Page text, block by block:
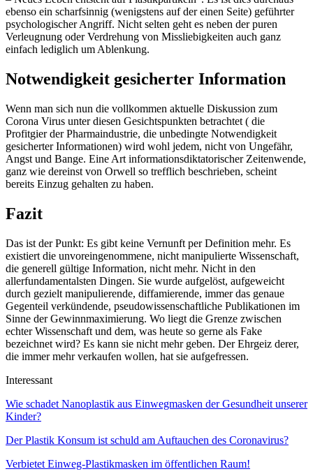
ebenso ein scharfsinnig (wenigstens auf der einen Seite) geführter
psychologischer Angriff. Nicht selten geht es neben der puren
Verleugnung oder Verdrehung von Missliebigkeiten auch ganz
einfach lediglich um Ablenkung.
Notwendigkeit gesicherter Information
Wenn man sich nun die vollkommen aktuelle Diskussion zum
Corona Virus unter diesen Gesichtspunkten betrachtet ( die
Profitgier der Pharmaindustrie, die unbedingte Notwendigkeit
gesicherter Informationen) wird wohl jedem, nicht von Ungefähr,
Angst und Bange. Eine Art informationsdiktatorischer Zeitenwende,
ganz wie dereinst von Orwell so trefflich beschrieben, scheint
bereits Einzug gehalten zu haben.
Fazit
Das ist der Punkt: Es gibt keine Vernunft per Definition mehr. Es
existiert die unvoreingenommene, nicht manipulierte Wissenschaft,
die generell gültige Information, nicht mehr. Nicht in den
allerfundamentalsten Dingen. Sie wurde aufgelöst, aufgeweicht
durch gezielt manipulierende, diffamierende, immer das genaue
Gegenteil verkündende, pseudowissenschaftliche Publikationen im
Sinne der Gewinnmaximierung. Wo liegt die Grenze zwischen
echter Wissenschaft und dem, was heute so gerne als Fake
bezeichnet wird? Es kann sie nicht mehr geben. Der Ehrgeiz derer,
die immer mehr verkaufen wollen, hat sie aufgefressen.
Interessant
Wie schadet Nanoplastik aus Einwegmasken der Gesundheit unserer
Kinder?
Der Plastik Konsum ist schuld am Auftauchen des Coronavirus?
Verbietet Einweg-Plastikmasken im öffentlichen Raum!